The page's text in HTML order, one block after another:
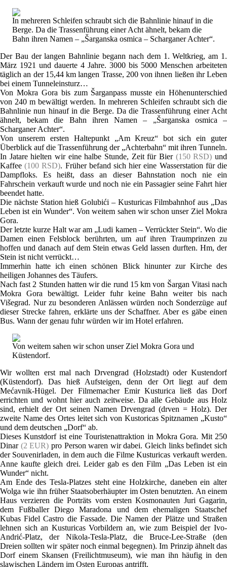
In mehreren Schleifen schraubt sich die Bahnlinie hinauf in die
Berge. Da die Trassenführung einer Acht ähnelt, bekam die
Bahn ihren Namen – „Šarganska osmica – Scharganer Achter“.
Der Bau der langen Bahnlinie begann nach dem 1. Weltkrieg, am 1.
März 1921 und dauerte 4 Jahre. 3000 bis 5000 Menschen arbeiteten
täglich an der 15,44 km langen Trasse, 200 von ihnen ließen ihr Leben
bei einem Tunneleinsturz…
Von Mokra Gora bis zum Šarganpass musste ein Höhenunterschied
von 240 m bewältigt werden. In mehreren Schleifen schraubt sich die
Bahnlinie nun hinauf in die Berge. Da die Trassenführung einer Acht
ähnelt, bekam die Bahn ihren Namen – „Šarganska osmica –
Scharganer Achter“.
Von unserem ersten Haltepunkt „Am Kreuz“ bot sich ein guter
Überblick auf die Trassenführung der „Achterbahn“ mit ihren Tunneln.
In Jatare hielten wir eine halbe Stunde, Zeit für Bier (150 RSD) und
Kaffee(100 RSD). Früher befand sich hier eine Wasserstation für die
Dampfloks. Es heißt, dass an dieser Bahnstation noch nie ein
Fahrschein verkauft wurde und noch nie ein Passagier seine Fahrt hier
beendet hatte.
Die nächste Station hieß Golubići – Kusturicas Filmbahnhof aus „Das
Leben ist ein Wunder“. Von weitem sahen wir schon unser Ziel Mokra
Gora.
Der letzte kurze Halt war am „Ludi kamen – Verrückter Stein“. Wo die
Damen einen Felsblock berührten, um auf ihren Traumprinzen zu
hoffen und danach auf dem Stein etwas Geld lassen durften. Hm, der
Stein ist nicht verrückt…
Immerhin hatte ich einen schönen Blick hinunter zur Kirche des
heiligen Johannes des Täufers.
Nach fast 2 Stunden hatten wir die rund 15 km von Šargan Vitasi nach
Mokra Gora bewältigt. Leider fuhr keine Bahn weiter bis nach
Višegrad. Nur zu besonderen Anlässen würden noch Sonderzüge auf
dieser Strecke fahren, erklärte uns der Schaffner. Aber es gäbe einen
Bus. Wann der genau fuhr würden wir im Hotel erfahren.
Von weitem sahen wir schon unser Ziel Mokra Gora und
Küstendorf.
Wir wollten erst mal nach Drvengrad (Holzstadt) oder Kustendorf
(Küstendorf). Das hieß Aufsteigen, denn der Ort liegt auf dem
Mećavnik-Hügel. Der Filmemacher Emir Kusturica ließ das Dorf
errichten und wohnt hier auch zeitweise. Da alle Gebäude aus Holz
sind, erhielt der Ort seinen Namen Drvengrad (drven = Holz). Der
zweite Name des Ortes leitet sich von Kustoricas Spitznamen „Kusto“
und dem deutschen „Dorf“ ab.
Dieses Kunstdorf ist eine Touristenattraktion in Mokra Gora. Mit 250
Dinar (2 EUR) pro Person waren wir dabei. Gleich links befindet sich
der Souvenirladen, in dem auch die Filme Kusturicas verkauft werden.
Anne kaufte gleich drei. Leider gab es den Film „Das Leben ist ein
Wunder“ nicht.
Am Ende des Tesla-Platzes steht eine Holzkirche, daneben ein alter
Wolga wie ihn früher Staatsoberhäupter im Osten benutzten. An einem
Haus verzieren die Porträts vom ersten Kosmonauten Juri Gagarin,
dem Fußballer Diego Maradona und dem ehemaligen Staatschef
Kubas Fidel Castro die Fassade. Die Namen der Plätze und Straßen
lehnen sich an Kusturicas Vorbildern an, wie zum Beispiel der Ivo-
Andrić-Platz, der Nikola-Tesla-Platz, die Bruce-Lee-Straße (den
Dreien sollten wir später noch einmal begegnen). Im Prinzip ähnelt das
Dorf einem Skansen (Freilichtmuseum), wie man ihn häufig in den
slawischen Ländern im Osten Europas antrifft.